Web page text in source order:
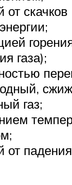
от скачков
газа);
газ;
от